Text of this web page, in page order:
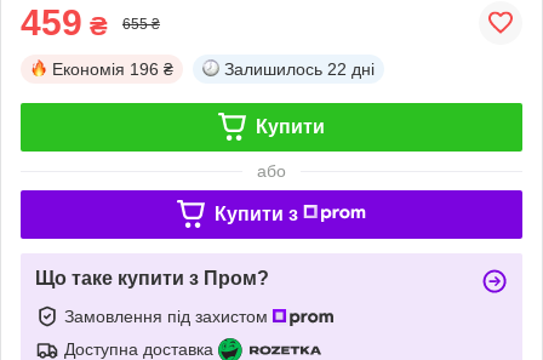
459 ₴ 655 ₴
Економія 196 ₴ Залишилось 22 дні
Купити
або
Купити з
Що таке купити з Пром?
Замовлення під захистом
Доступна доставка